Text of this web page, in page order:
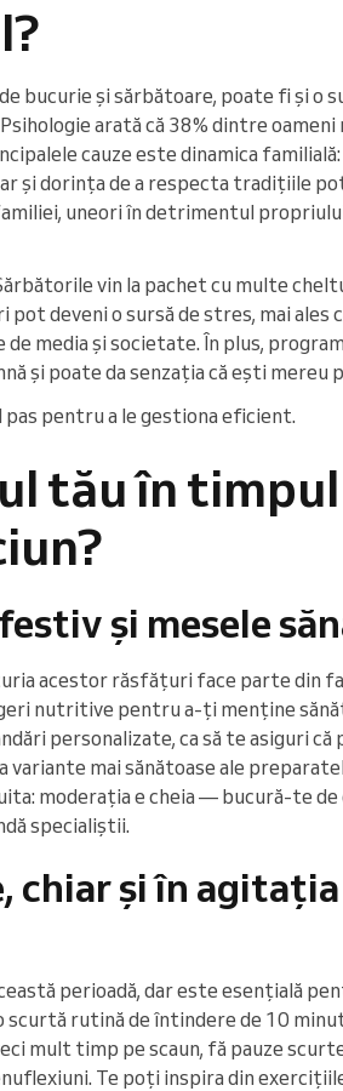
bucurie și sărbătoare, poate fi și o
arată că 38% dintre
cauze este dinamica familială:
și dorința de a respecta tradițiile
uneori în detrimentul
vin la pachet cu multe
deveni o sursă de stres, mai ales
media și societate. În plus,
și poate da senzația că ești mereu
pentru a le gestiona eficient.
tău în timpul
și mesele
acestor răsfățuri face parte din
nutritive pentru a-ți menține
personalizate, ca să te asiguri
variante mai sănătoase ale
moderația e cheia — bucură-te
specialiștii.
chiar și în agitația
perioadă, dar este esențială
rutină de întindere de 10
mult timp pe scaun, fă pauze
Te poți inspira din